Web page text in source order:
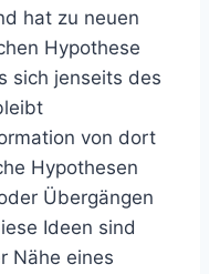
hat zu neuen
Hypothese
sich jenseits des
von dort
Hypothesen
Übergängen
Ideen sind
Nähe eines